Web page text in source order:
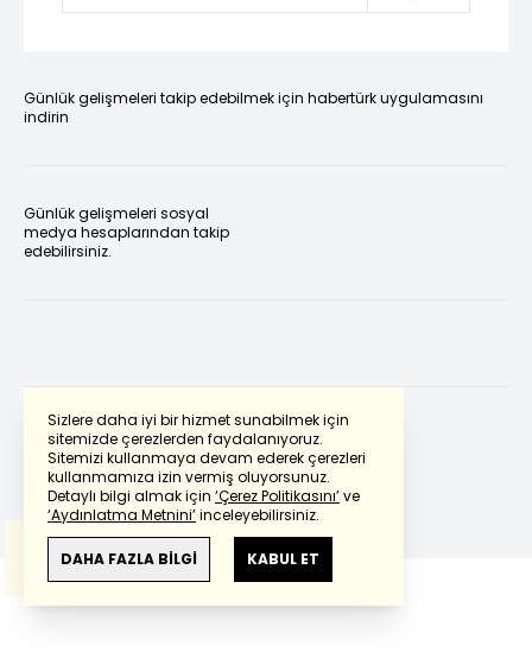
Sizlere daha iyi bir hizmet sunabilmek için
sitemizde çerezlerden faydalanıyoruz.
Sitemizi kullanmaya devam ederek çerezleri
kullanmamıza izin vermiş oluyorsunuz.
Detaylı bilgi almak için ‘Çerez Politikasını’ve
‘Aydınlatma Metnini’inceleyebilirsiniz.
DAHA FAZLA BİLGİ KABUL ET
Günlük gelişmeleri takip edebilmek için habertürk uygulamasını
indirin
Günlük gelişmeleri sosyal
medya hesaplarından takip
edebilirsiniz.
Powered by Translate
Bu çevirideGoogle Transletekullanılmıştır.
Anlam ve çeviri hatalarından
haberturk.com
sorumlu değildir.